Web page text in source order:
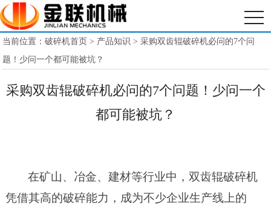
当前位置：破碎机首页 > 产品知识 > 采购双齿辊破碎机必问的7个问
题！少问一个都可能被坑？
采购双齿辊破碎机必问的7个问题！少问一个
都可能被坑？
在矿山、冶金、建材等行业中，双齿辊破碎机
凭借其高的破碎能力，成为不少企业生产线上的